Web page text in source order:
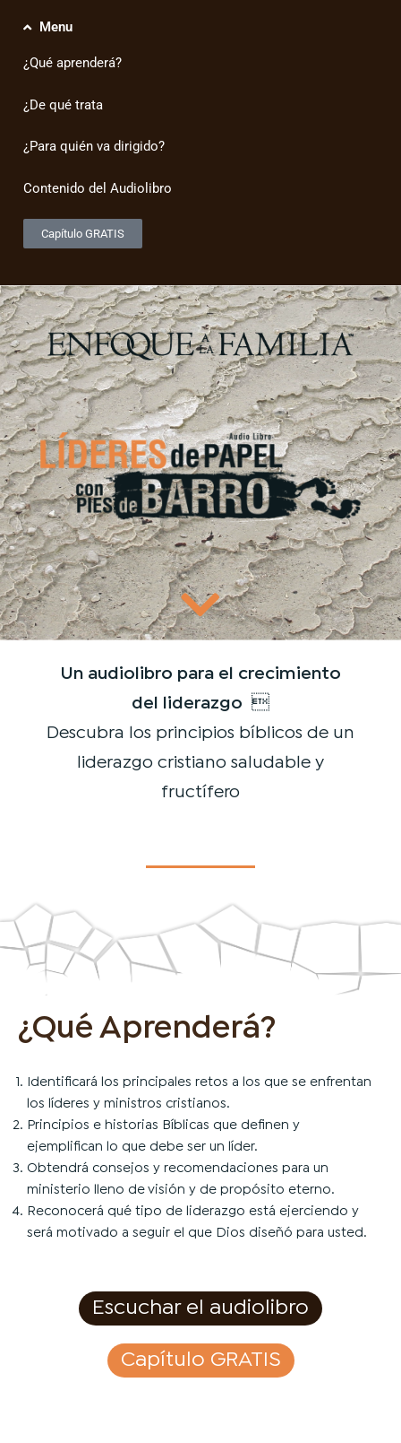
Menu
¿Qué aprenderá?
¿De qué trata
¿Para quién va dirigido?
Contenido del Audiolibro
Capítulo GRATIS
Un audiolibro para el crecimiento
del liderazgo

Descubra los principios bíblicos de un
liderazgo cristiano saludable y
fructífero
¿Qué Aprenderá?
Identificará los principales retos a los que se enfrentan
los líderes y ministros cristianos.
Principios e historias Bíblicas que definen y
ejemplifican lo que debe ser un líder.
Obtendrá consejos y recomendaciones para un
ministerio lleno de visión y de propósito eterno.
Reconocerá qué tipo de liderazgo está ejerciendo y
será motivado a seguir el que Dios diseñó para usted.
Escuchar el audiolibro
Capítulo GRATIS